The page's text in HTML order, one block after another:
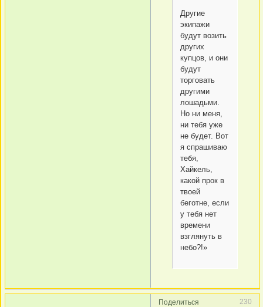
Другие
экипажи
будут возить
других
купцов, и они
будут
торговать
другими
лошадьми.
Но ни меня,
ни тебя уже
не будет. Вот
я спрашиваю
тебя,
Хайкель,
какой прок в
твоей
беготне, если
у тебя нет
времени
взглянуть в
небо?!»
Поделиться 230